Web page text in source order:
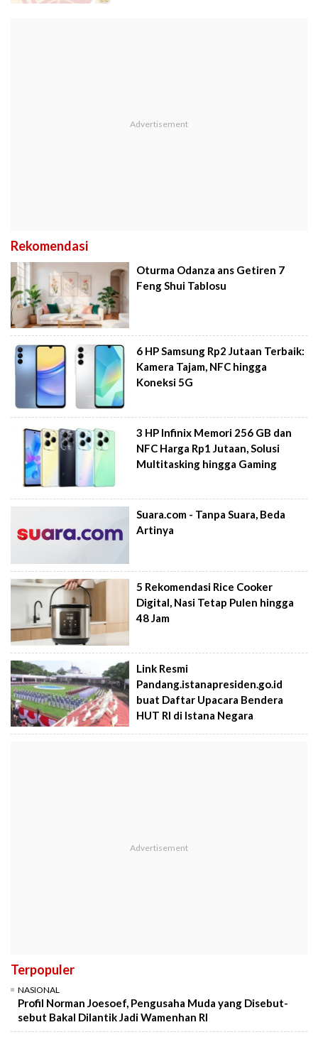
Rekomendasi
Oturma Odanza ans Getiren 7
Feng Shui Tablosu
6 HP Samsung Rp2 Jutaan Terbaik:
Kamera Tajam, NFC hingga
Koneksi 5G
3 HP Infinix Memori 256 GB dan
NFC Harga Rp1 Jutaan, Solusi
Multitasking hingga Gaming
Suara.com - Tanpa Suara, Beda
Artinya
5 Rekomendasi Rice Cooker
Digital, Nasi Tetap Pulen hingga
48 Jam
Link Resmi
Pandang.istanapresiden.go.id
buat Daftar Upacara Bendera
HUT RI di Istana Negara
Terpopuler
NASIONAL
Profil Norman Joesoef, Pengusaha Muda yang Disebut-
sebut Bakal Dilantik Jadi Wamenhan RI